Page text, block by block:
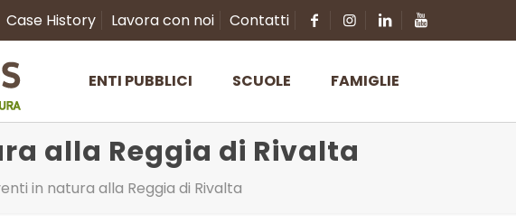
Case History Lavora con noi Contatti
ENTI PUBBLICI SCUOLE FAMIGLIE
alla Reggia di Rivalta
in natura alla Reggia di Rivalta